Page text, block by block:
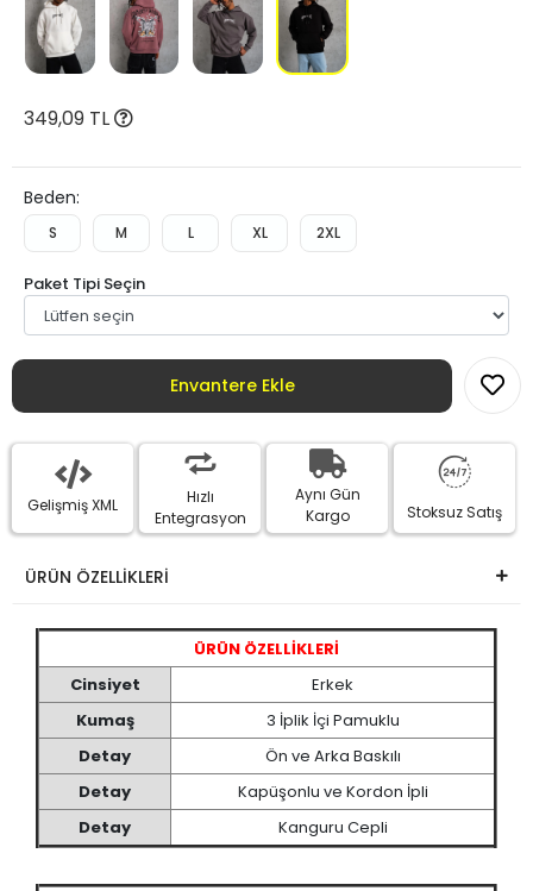
349,09 TL
Beden:
S M L XL 2XL
Paket Tipi Seçin
Envantere Ekle
Gelişmiş XML
Hızlı
Entegrasyon
Aynı Gün
Kargo
Stoksuz Satış
ÜRÜN ÖZELLİKLERİ
ÜRÜN ÖZELLİKLERİ
Cinsiyet
Erkek
Kumaş
3 İplik İçi Pamuklu
Detay
Ön ve Arka Baskılı
Detay
Kapüşonlu ve Kordon İpli
Detay
Kanguru Cepli